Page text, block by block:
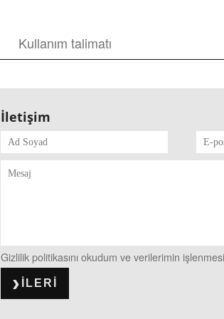
Kullanım talimatı
İletişim
Gizlilik politikasını okudum ve verilerimin
ILERI